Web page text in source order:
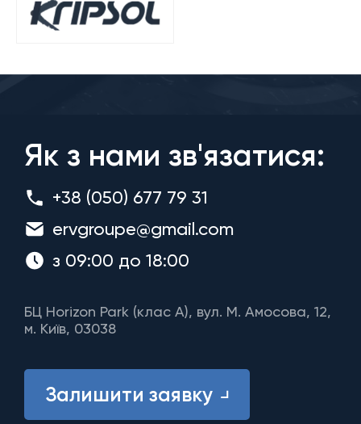
Як з нами зв'язатися:
+38 (050) 677 79 31
ervgroupe@gmail.com
з 09:00 до 18:00
БЦ Horizon Park (клас A), вул. М. Амосова, 12,
м. Київ, 03038
Залишити заявку